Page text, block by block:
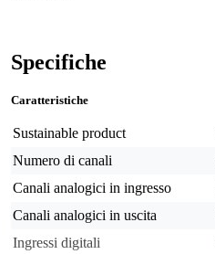
Specifiche
Caratteristiche
Sustainable product
Numero di canali
Canali analogici in ingresso
Canali analogici in uscita
Ingressi digitali